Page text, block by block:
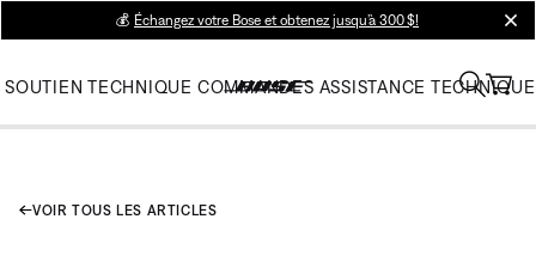
💰 Échangez votre Bose et obtenez jusqu’à 300 $!
SOUTIEN TECHNIQUE COMMANDES ASSISTANCE TECHNIQUE
VOIR TOUS LES ARTICLES